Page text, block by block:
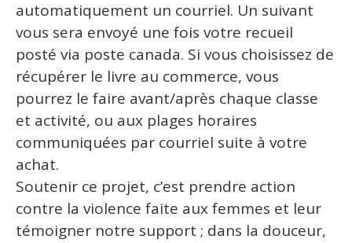
automatiquement un courriel. Un suivant
vous sera envoyé une fois votre recueil
posté via poste canada. Si vous choisissez de
récupérer le livre au commerce, vous
pourrez le faire avant/après chaque classe
et activité, ou aux plages horaires
communiquées par courriel suite à votre
achat.
Soutenir ce projet, c’est prendre action
contre la violence faite aux femmes et leur
témoigner notre support ; dans la douceur,